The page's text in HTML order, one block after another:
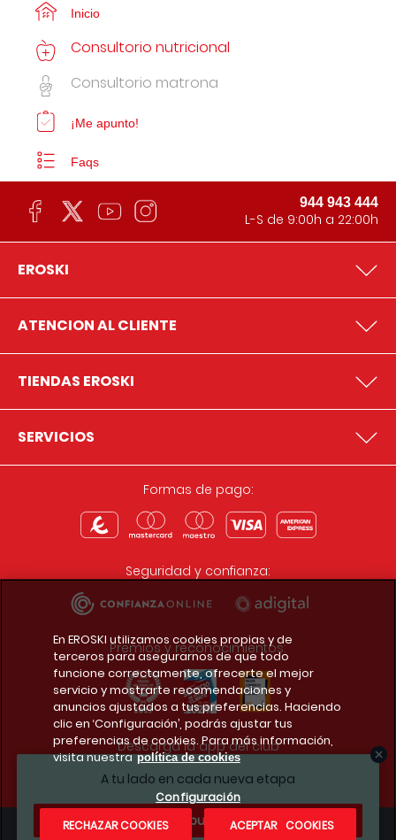
A tu lado en cada nueva etapa
¿Te apuntas?
Inicio
Consultorio nutricional
Consultorio matrona
¡Me apunto!
Faqs
944 943 444
L-S de 9:00h a 22:00h
EROSKI
ATENCION AL CLIENTE
TIENDAS EROSKI
SERVICIOS
Formas de pago:
Seguridad y confianza:
Premios y reconocimientos:
Descarga la app del club
En EROSKI utilizamos cookies propias y de
terceros para asegurarnos de que todo
funcione correctamente, ofrecerte el mejor
servicio y mostrarte recomendaciones y
anuncios ajustados a tus preferencias. Haciendo
clic en ‘Configuración’, podrás ajustar tus
preferencias de cookies. Para más información,
visita nuestra política de cookies
Configuración
RECHAZAR COOKIES
ACEPTAR COOKIES